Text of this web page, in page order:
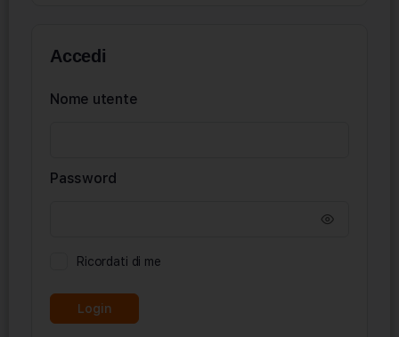
Accedi
Nome utente
Password
Ricordati di me